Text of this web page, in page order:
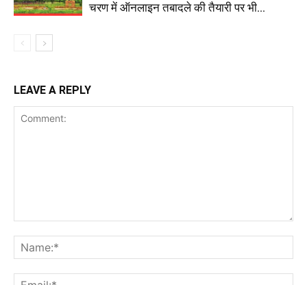
चरण में ऑनलाइन तबादले की तैयारी पर भी...
LEAVE A REPLY